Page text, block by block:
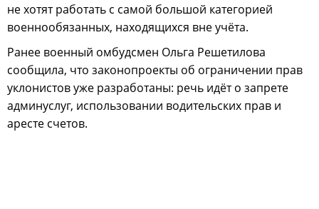
не хотят работать с самой большой категорией
военнообязанных, находящихся вне учёта.
Ранее военный омбудсмен Ольга Решетилова
сообщила, что законопроекты об ограничении прав
уклонистов уже разработаны: речь идёт о запрете
админуслуг, использовании водительских прав и
аресте счетов.